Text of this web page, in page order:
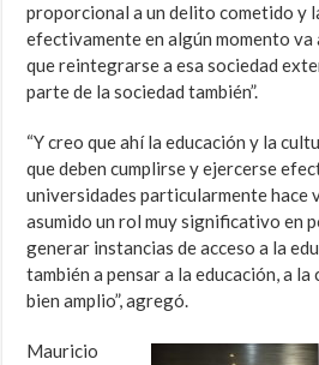
proporcional a un delito cometido y
efectivamente en algún momento
que reintegrarse a esa sociedad
parte de la sociedad también”.
“Y creo que ahí la educación y la
que deben cumplirse y ejercerse
universidades particularmente hace
asumido un rol muy significativo en
generar instancias de acceso a la
también a pensar a la educación, a
bien amplio”, agregó.
Mauricio